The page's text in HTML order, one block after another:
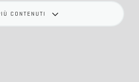
CONTENUTI